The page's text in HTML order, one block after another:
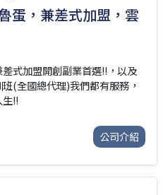
蛋，兼差式加盟，雲
式加盟開創副業首選!!，以及
(全國總代理)我們都有服務，
!!
公司介紹